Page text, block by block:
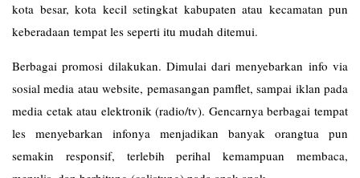
kota besar, kota kecil setingkat kabupaten atau kecamatan pun
keberadaan tempat les seperti itu mudah ditemui.
Berbagai promosi dilakukan. Dimulai dari menyebarkan info via
sosial media atau website, pemasangan pamflet, sampai iklan pada
media cetak atau elektronik (radio/tv). Gencarnya berbagai tempat
les menyebarkan infonya menjadikan banyak orangtua pun
semakin responsif, terlebih perihal kemampuan membaca,